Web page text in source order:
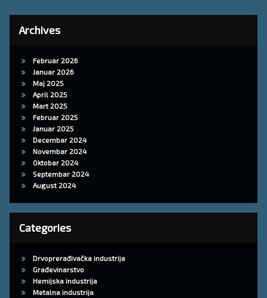
Archives
Februar 2026
Januar 2026
Maj 2025
April 2025
Mart 2025
Februar 2025
Januar 2025
Decembar 2024
Novembar 2024
Oktobar 2024
Septembar 2024
August 2024
Categories
Drvoprerađivačka industrija
Građevinarstvo
Hemijska industrija
Metalna industrija